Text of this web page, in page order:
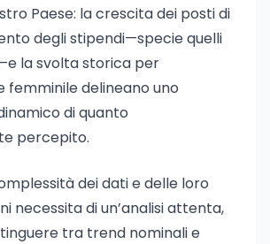
Paese: la crescita dei posti di
degli stipendi—specie quelli
la svolta storica per
femminile delineano uno
di quanto
percepito.
dei dati e delle loro
necessita di un’analisi attenta,
tra trend nominali e